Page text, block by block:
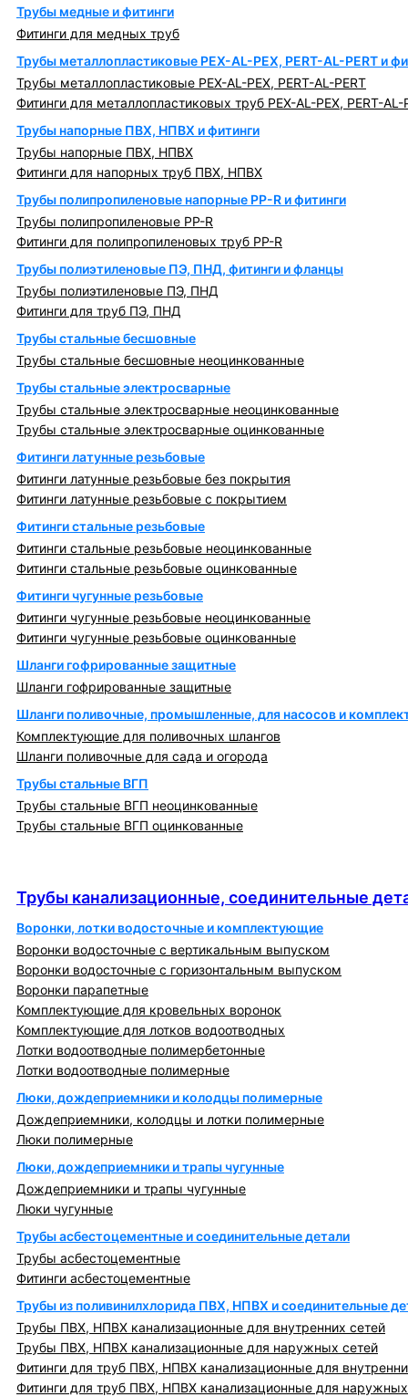
Трубы медные и фитинги
Фитинги для медных труб
Трубы металлопластиковые PEX-AL-PEX, PERT-AL-PERT и
Трубы металлопластиковые PEX-AL-PEX, PERT-AL-PERT
Фитинги для металлопластиковых труб PEX-AL-PEX, PERT-AL-
Трубы напорные ПВХ, НПВХ и фитинги
Трубы напорные ПВХ, НПВХ
Фитинги для напорных труб ПВХ, НПВХ
Трубы полипропиленовые напорные PP-R и фитинги
Трубы полипропиленовые PP-R
Фитинги для полипропиленовых труб PP-R
Трубы полиэтиленовые ПЭ, ПНД, фитинги и фланцы
Трубы полиэтиленовые ПЭ, ПНД
Фитинги для труб ПЭ, ПНД
Трубы стальные бесшовные
Трубы стальные бесшовные неоцинкованные
Трубы стальные электросварные
Трубы стальные электросварные неоцинкованные
Трубы стальные электросварные оцинкованные
Фитинги латунные резьбовые
Фитинги латунные резьбовые без покрытия
Фитинги латунные резьбовые с покрытием
Фитинги стальные резьбовые
Фитинги стальные резьбовые неоцинкованные
Фитинги стальные резьбовые оцинкованные
Фитинги чугунные резьбовые
Фитинги чугунные резьбовые неоцинкованные
Фитинги чугунные резьбовые оцинкованные
Шланги гофрированные защитные
Шланги гофрированные защитные
Шланги поливочные, промышленные, для насосов и
Комплектующие для поливочных шлангов
Шланги поливочные для сада и огорода
Трубы стальные ВГП
Трубы стальные ВГП неоцинкованные
Трубы стальные ВГП оцинкованные
Трубы канализационные, соединительные
Воронки, лотки водосточные и комплектующие
Воронки водосточные с вертикальным выпуском
Воронки водосточные с горизонтальным выпуском
Воронки парапетные
Комплектующие для кровельных воронок
Комплектующие для лотков водоотводных
Лотки водоотводные полимербетонные
Лотки водоотводные полимерные
Люки, дождеприемники и колодцы полимерные
Дождеприемники, колодцы и лотки полимерные
Люки полимерные
Люки, дождеприемники и трапы чугунные
Дождеприемники и трапы чугунные
Люки чугунные
Трубы асбестоцементные и соединительные детали
Трубы асбестоцементные
Фитинги асбестоцементные
Трубы из поливинилхлорида ПВХ, НПВХ и соединительные
Трубы ПВХ, НПВХ канализационные для внутренних сетей
Трубы ПВХ, НПВХ канализационные для наружных сетей
Фитинги для труб ПВХ, НПВХ канализационные для
Фитинги для труб ПВХ, НПВХ канализационные для